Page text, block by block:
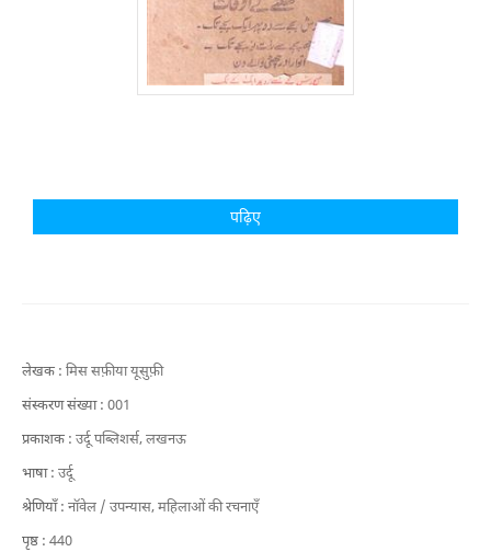
पढ़िए
लेखक : मिस सफ़ीया यूसुफ़ी
संस्करण संख्या : 001
प्रकाशक : उर्दू पब्लिशर्स, लखनऊ
भाषा : उर्दू
श्रेणियाँ : नॉवेल / उपन्यास,महिलाओं की रचनाएँ
पृष्ठ : 440